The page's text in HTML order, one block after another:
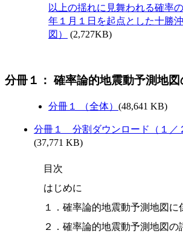
以上の揺れに見舞われる確率
年１月１日を起点とした十勝
図）
(2,727KB)
分冊１： 確率論的地震動予測地図
分冊１ （全体） (48,641 KB)
分冊１ 分割ダウンロード（１／
(37,771 KB)
目次
はじめに
１．確率論的地震動予測地図
２．確率論的地震動予測地図の